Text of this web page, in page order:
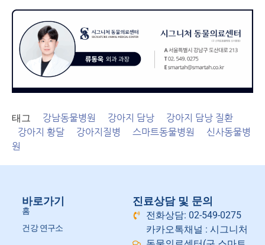
태그 강남동물병원 강아지 담낭
강아지 담낭 질환
강아지 황달
강아지질병 스마트동물병원
신사동물병
원
바로가기
홈
건강 연구소
진료상담 및 문의
전화상담: 02-549-0275
카카오톡채널 : 시그니처